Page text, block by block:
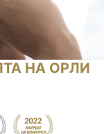
НА ОРЛИ